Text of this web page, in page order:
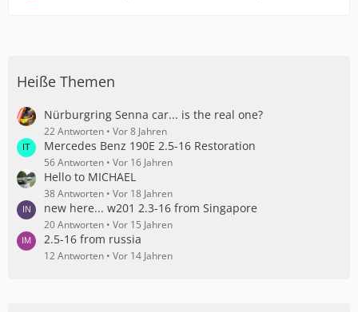
Heiße Themen
Nürburgring Senna car... is the real one?
22 Antworten Vor 8 Jahren
Mercedes Benz 190E 2.5-16 Restoration
56 Antworten Vor 16 Jahren
Hello to MICHAEL
38 Antworten Vor 18 Jahren
new here... w201 2.3-16 from Singapore
20 Antworten Vor 15 Jahren
2.5-16 from russia
12 Antworten Vor 14 Jahren